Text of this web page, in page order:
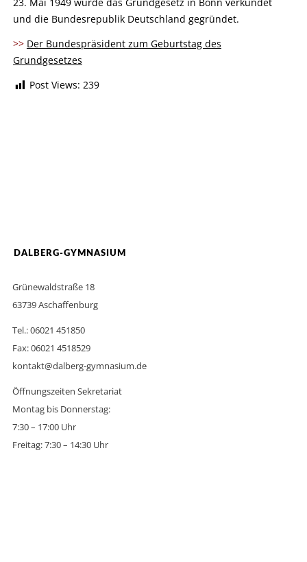
23. Mai 1949 wurde das Grundgesetz in Bonn verkündet
und die Bundesrepublik Deutschland gegründet.
>> Der Bundespräsident zum Geburtstag des
Grundgesetzes
Post Views: 239
DALBERG-GYMNASIUM
Grünewaldstraße 18
63739 Aschaffenburg
Tel.: 06021 451850
Fax: 06021 4518529
kontakt@dalberg-gymnasium.de
Öffnungszeiten Sekretariat
Montag bis Donnerstag:
7:30 – 17:00 Uhr
Freitag: 7:30 – 14:30 Uhr